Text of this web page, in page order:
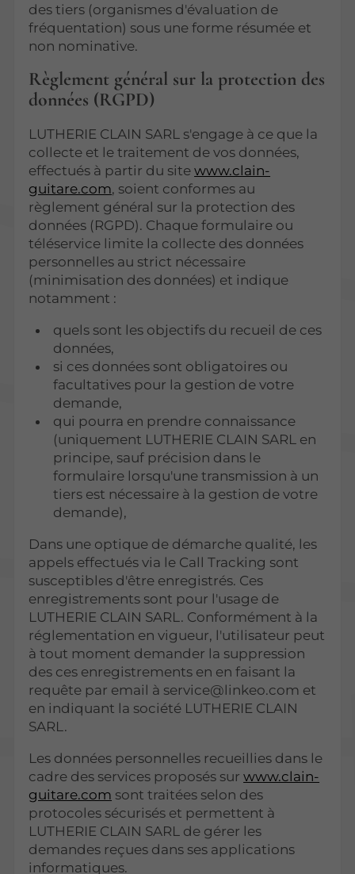
des tiers (organismes d'évaluation de
fréquentation) sous une forme résumée et
non nominative.
Règlement général sur la protection des
données (RGPD)
LUTHERIE CLAIN SARL s'engage à ce que la
collecte et le traitement de vos données,
effectués à partir du sitewww.clain-
guitare.com, soient conformes au
règlement général sur la protection des
données (RGPD). Chaque formulaire ou
téléservice limite la collecte des données
personnelles au strict nécessaire
(minimisation des données) et indique
notamment :
quels sont les objectifs du recueil de ces
données,
si ces données sont obligatoires ou
facultatives pour la gestion de votre
demande,
qui pourra en prendre connaissance
(uniquement LUTHERIE CLAIN SARL en
principe, sauf précision dans le
formulaire lorsqu'une transmission à un
tiers est nécessaire à la gestion de votre
demande),
Dans une optique de démarche qualité, les
appels effectués via le Call Tracking sont
susceptibles d'être enregistrés. Ces
enregistrements sont pour l'usage de
LUTHERIE CLAIN SARL. Conformément à la
réglementation en vigueur, l'utilisateur peut
à tout moment demander la suppression
des ces enregistrements en en faisant la
requête par email à service@linkeo.com et
en indiquant la société LUTHERIE CLAIN
SARL.
Les données personnelles recueillies dans le
cadre des services proposés surwww.clain-
guitare.com sont traitées selon des
protocoles sécurisés et permettent à
LUTHERIE CLAIN SARL de gérer les
demandes reçues dans ses applications
informatiques.